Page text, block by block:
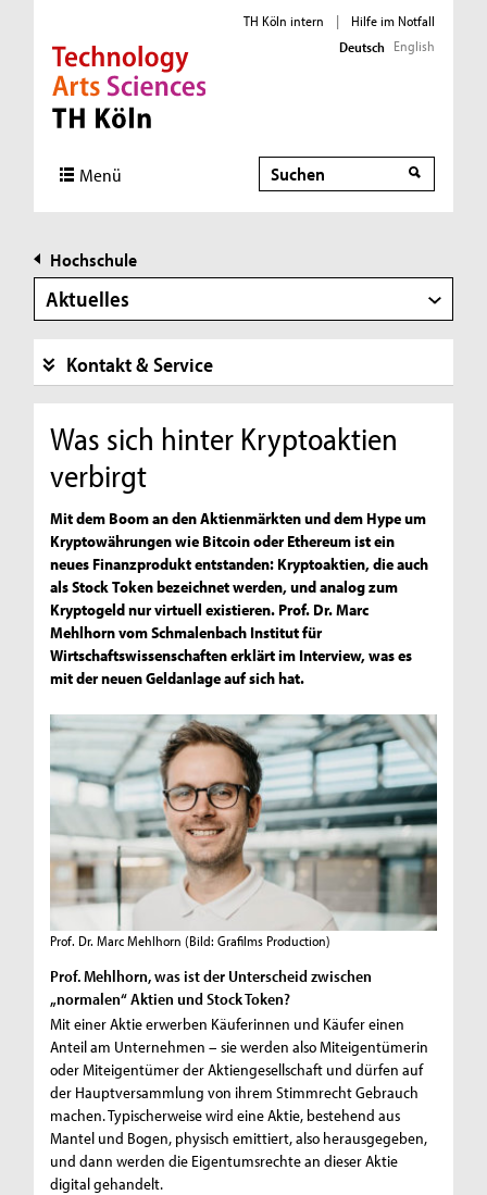
Direkt zur Hauptnavigation
Direkt zur Subnavigation
Direkt zum Inhalt
Direkt zum Fußbereich
TH Köln intern |
Hilfe im Notfall
Deutsch English
Menü Suche
Hochschule
Aktuelles
Kontakt & Service
Was sich hinter Kryptoaktien
verbirgt
Mit dem Boom an den Aktienmärkten und dem Hype um
Kryptowährungen wie Bitcoin oder Ethereum ist ein
neues Finanzprodukt entstanden: Kryptoaktien, die auch
als Stock Token bezeichnet werden, und analog zum
Kryptogeld nur virtuell existieren. Prof. Dr. Marc
Mehlhorn vom Schmalenbach Institut für
Wirtschaftswissenschaften erklärt im Interview, was es
mit der neuen Geldanlage auf sich hat.
Prof. Dr. Marc Mehlhorn (Bild: Grafilms Production)
Prof. Mehlhorn, was ist der Unterscheid zwischen
„normalen“ Aktien und Stock Token?
Mit einer Aktie erwerben Käuferinnen und Käufer einen
Anteil am Unternehmen – sie werden also Miteigentümerin
oder Miteigentümer der Aktiengesellschaft und dürfen auf
der Hauptversammlung von ihrem Stimmrecht Gebrauch
machen. Typischerweise wird eine Aktie, bestehend aus
Mantel und Bogen, physisch emittiert, also herausgegeben,
und dann werden die Eigentumsrechte an dieser Aktie
digital gehandelt.